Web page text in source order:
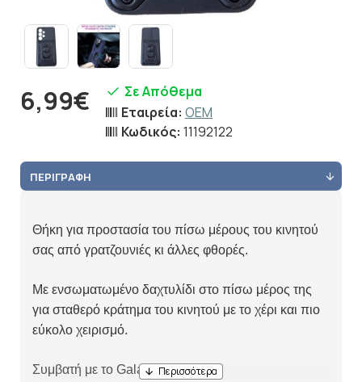
6,99€
Σε Απόθεμα
Εταιρεία: OEM
Κωδικός: 11192122
ΠΕΡΙΓΡΑΦΉ
Θήκη για προστασία του πίσω μέρους του κινητού
σας από γρατζουνιές κι άλλες φθορές.
Με ενσωματωμένο δαχτυλίδι στο πίσω μέρος της
για σταθερό κράτημα του κινητού με το χέρι και πιο
εύκολο χειρισμό.
Συμβατή με το Galaxy A23 .